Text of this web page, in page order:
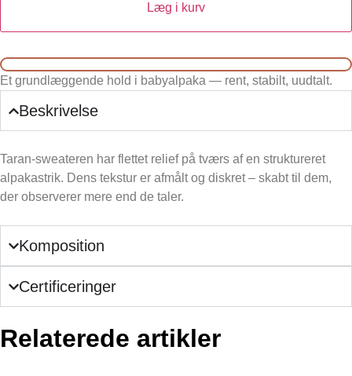
Læg i kurv
Et grundlæggende hold i babyalpaka — rent, stabilt, uudtalt.
Beskrivelse
Taran-sweateren har flettet relief på tværs af en struktureret
alpakastrik. Dens tekstur er afmålt og diskret – skabt til dem,
der observerer mere end de taler.
Komposition
Certificeringer
Relaterede artikler